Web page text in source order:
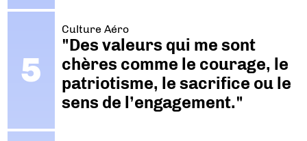
Culture Aéro
"Des valeurs qui me sont
chères comme le courage, le
patriotisme, le sacrifice ou le
sens de l’engagement."